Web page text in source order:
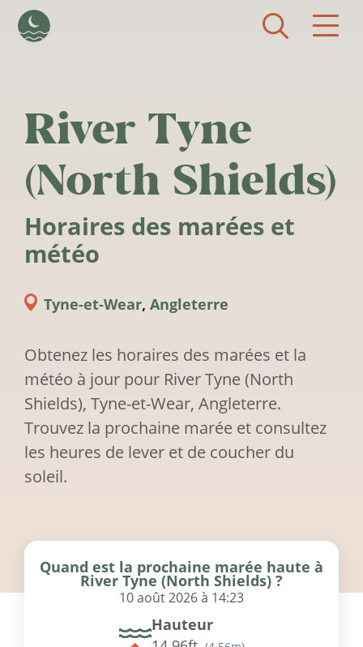
River Tyne
(North Shields)
Horaires des marées et
météo
Tyne-et-Wear, Angleterre
Obtenez les horaires des marées et la
météo à jour pour River Tyne (North
Shields), Tyne-et-Wear, Angleterre.
Trouvez la prochaine marée et consultez
les heures de lever et de coucher du
soleil.
Quand est la prochaine marée haute à
River Tyne (North Shields) ?
10 août 2026 à 14:23
Hauteur